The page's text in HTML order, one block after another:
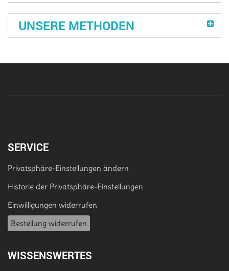
UNSERE METHODEN
SERVICE
Privatsphäre-Einstellungen ändern
Historie der Privatsphäre-Einstellungen
Einwilligungen widerrufen
Bestellung widerrufen
WISSENSWERTES